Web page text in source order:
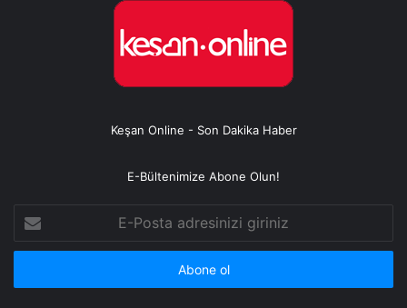
Keşan Online - Son Dakika Haber
E-Bültenimize Abone Olun!
Posta
adresinizi